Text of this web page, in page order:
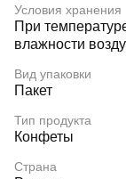
Условия хранения
При
влажности
Вид упаковки
Пакет
Тип продукта
Конфеты
Страна